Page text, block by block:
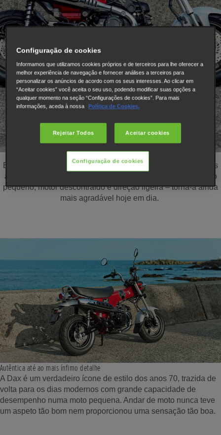
E é por isso que a Dax está de regresso. Nascida no final dos
anos 60, tudo aquilo que a distinguia nessa altura – tamanho
pequeno, motor descontraído e direção ligeira – torna-a ainda
mais agradável hoje em dia.
Autêntica até ao mais ínfimo detalhe
A Dax é um verdadeiro ícone de estilo dos anos 70, trazida de
volta para os dias modernos com grande capacidade de
desempenho numa moto pequena. Andar de moto nunca teve
um aspeto tão bom nem proporcionou uma sensação tão boa.
Configuração de cookies
Informamos que utilizamos cookies próprios e de terceiros para lhe oferecer a
melhor experiência de navegação e fornecer análises a terceiros para
personalizar os anúncios de acordo com os seus interesses. Ao clicar em
“Aceitar cookies” você aceita o seu uso, podendo modificar suas opções a
qualquer momento na seção “Configurações de cookies”. Para mais
informações, aceda à nossa
Política de Cookies.
Rejeitar Todos Aceitar cookies
Configuração de cookies